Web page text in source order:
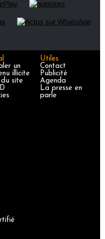
un
illicite
du site
Utiles
Contact
Publicité
Agenda
La presse en
parle